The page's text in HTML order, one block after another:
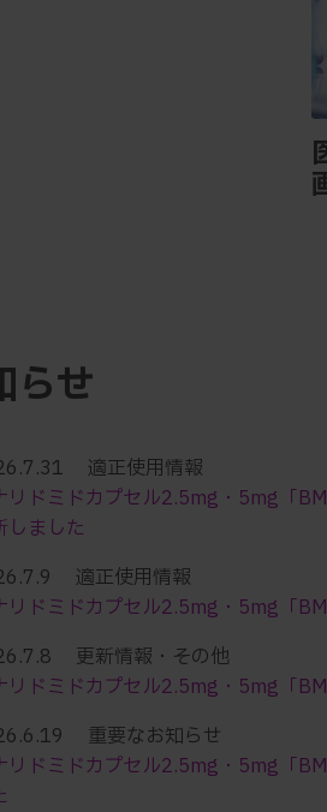
らせ
適正使用情報
リドミドカプセル2.5mg・5mg「
しました
適正使用情報
リドミドカプセル2.5mg・5mg「
更新情報・その他
リドミドカプセル2.5mg・5mg「
重要なお知らせ
リドミドカプセル2.5mg・5mg「